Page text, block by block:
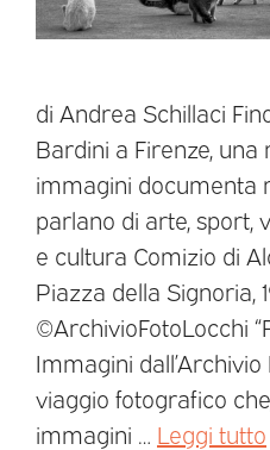
di Andrea Schillaci
Bardini a Firenze, una
immagini documenta
parlano di arte, sport,
e cultura Comizio di
Piazza della Signoria,
©ArchivioFotoLocchi
Immagini dall’Archivio
viaggio fotografico
immagini … Leggi tutto